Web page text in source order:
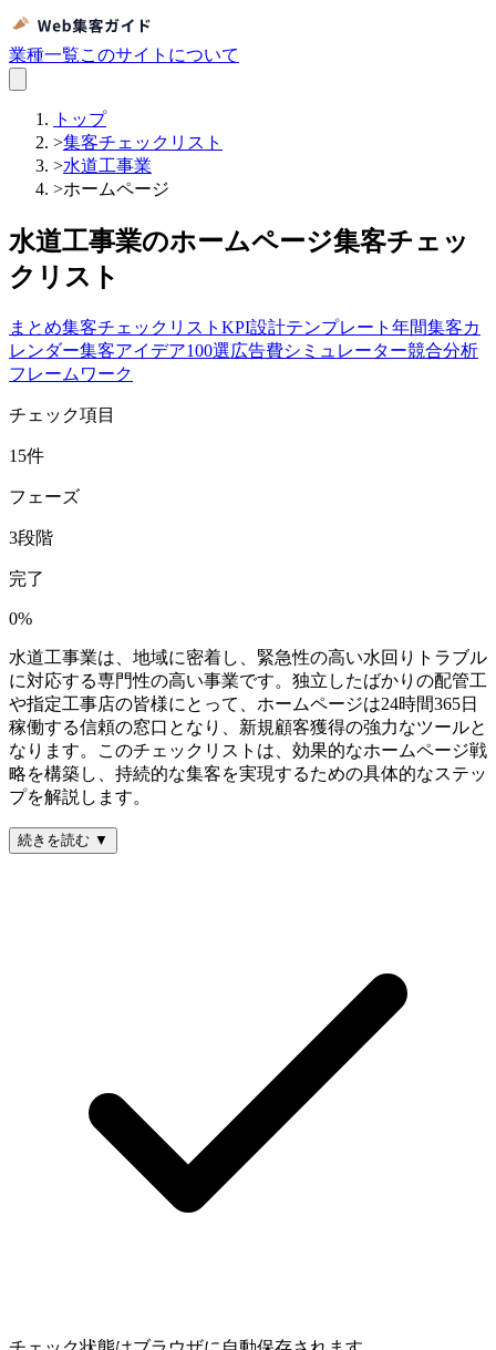
業種一覧このサイトについて
トップ
>集客チェックリスト
>水道工事業
>ホームページ
水道工事業のホームページ集客チェッ
クリスト
まとめ集客チェックリスト KPI設計テンプレート 年間集客カ
レンダー集客アイデア100選広告費シミュレーター競合分析
フレームワーク
チェック項目
15件
フェーズ
3段階
完了
0%
水道工事業は、地域に密着し、緊急性の高い水回りトラブル
に対応する専門性の高い事業です。独立したばかりの配管工
や指定工事店の皆様にとって、ホームページは24時間365日
稼働する信頼の窓口となり、新規顧客獲得の強力なツールと
なります。このチェックリストは、効果的なホームページ戦
略を構築し、持続的な集客を実現するための具体的なステッ
プを解説します。
続きを読む ▼